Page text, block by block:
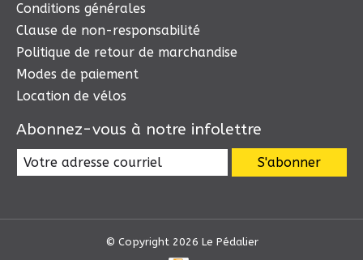
Conditions générales
Clause de non-responsabilité
Politique de retour de marchandise
Modes de paiement
Location de vélos
Abonnez-vous à notre infolettre
S'abonner
© Copyright 2026 Le Pédalier